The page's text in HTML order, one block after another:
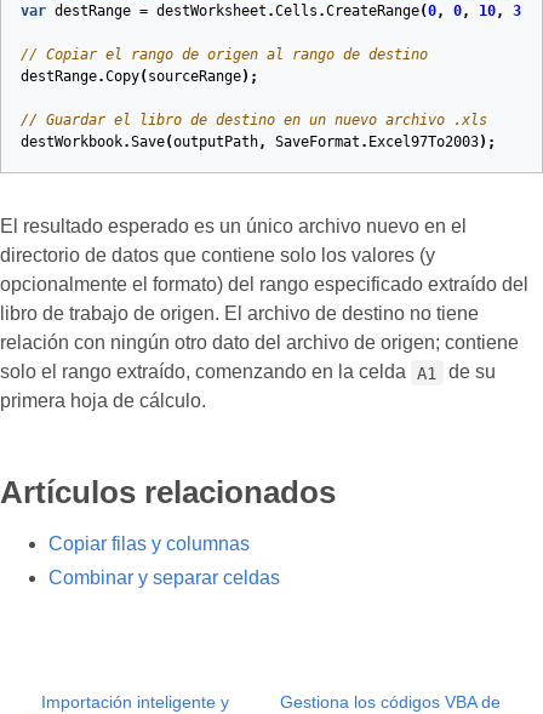
var destRange = destWorksheet .Cells .CreateRange(0, 0, 10, 3
// Copiar el rango de origen al rango de destino
destRange.Copy( sourceRange);
// Guardar el libro de destino en un nuevo archivo .xls
destWorkbook.Save(outputPath, SaveFormat . Excel97To2003);
El resultado esperado es un único archivo nuevo en el
directorio de datos que contiene solo los valores (y
opcionalmente el formato) del rango especificado extraído del
libro de trabajo de origen. El archivo de destino no tiene
relación con ningún otro dato del archivo de origen; contiene
solo el rango extraído, comenzando en la celda A1
de su
primera hoja de cálculo.
Artículos relacionados
Copiar filas y columnas
Combinar y separar celdas
Importación inteligente y
Gestiona los códigos VBA de